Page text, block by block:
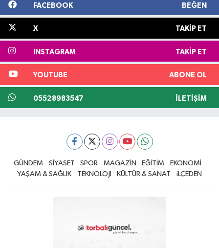
FACEBOOK BEĞEN
X TAKIP ET
INSTAGRAM TAKIP ET
YOUTUBE ABONE OL
05528983547 İLETIŞIM
GÜNDEM SİYASET SPOR MAGAZİN EĞİTİM
EKONOMİ
YAŞAM & SAĞLIK
TEKNOLOJİ KÜLTÜR & SANAT iLÇEDEN